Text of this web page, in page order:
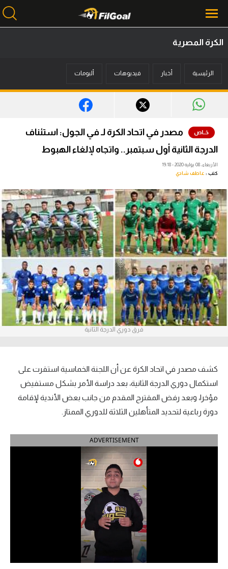
أخبار
ميركاتو
فانتازي في الجول
فيديوهات
عدسات
آراء حرة
ركن الألعاب
بطولات
أمريكا 2026
الدوري الإسباني
الدوري السعودي للمحترفين
دوري أبطال إفريقيا
الكرة المصرية
الرئيسية أخبار فيديوهات ألبومات
مصدر في اتحاد الكرة لـ في الجول: استئناف
الدرجة الثانية أول سبتمبر.. واتجاه لإلغاء الهبوط
الأربعاء، 08 يوليه 2020 - 19:18
كتب : عاطف شادي
فرق دوري الدرجة الثانية
كشف مصدر في اتحاد الكرة عن أن اللجنة الخماسية استقرت على
استكمال دوري الدرجة الثانية، بعد دراسة الأمر بشكل مستفيض
مؤخرا، وبعد رفض المقترح المقدم من جانب بعض الأندية لإقامة
دورة رباعية لتحديد المتأهلين الثلاثة للدوري الممتاز.
ADVERTISEMENT